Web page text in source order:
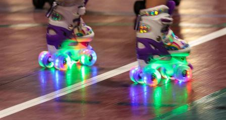
help Contacta
con
Willamalane
Secondary
navigation
Board of
Directors
About the
district